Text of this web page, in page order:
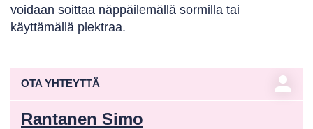
voidaan soittaa näppäilemällä sormilla tai
käyttämällä plektraa.
OTA YHTEYTTÄ person
Rantanen Simo